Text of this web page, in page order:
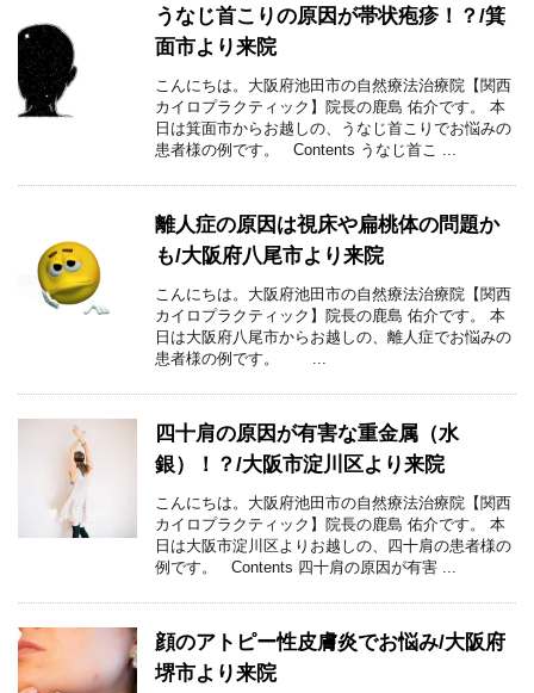
うなじ首こりの原因が帯状疱疹！？/箕
面市より来院
こんにちは。大阪府池田市の自然療法治療院【関西
カイロプラクティック】院長の鹿島 佑介です。 本
日は箕面市からお越しの、うなじ首こりでお悩みの
患者様の例です。 Contents うなじ首こ ...
離人症の原因は視床や扁桃体の問題か
も/大阪府八尾市より来院
こんにちは。大阪府池田市の自然療法治療院【関西
カイロプラクティック】院長の鹿島 佑介です。 本
日は大阪府八尾市からお越しの、離人症でお悩みの
患者様の例です。 ...
四十肩の原因が有害な重金属（水
銀）！？/大阪市淀川区より来院
こんにちは。大阪府池田市の自然療法治療院【関西
カイロプラクティック】院長の鹿島 佑介です。 本
日は大阪市淀川区よりお越しの、四十肩の患者様の
例です。 Contents 四十肩の原因が有害 ...
顔のアトピー性皮膚炎でお悩み/大阪府
堺市より来院